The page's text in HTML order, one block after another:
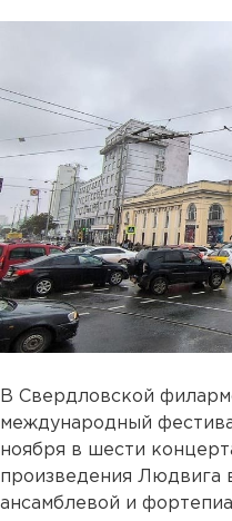
В Свердловской
международный
ноября в шести
произведения Людвига
ансамблевой и